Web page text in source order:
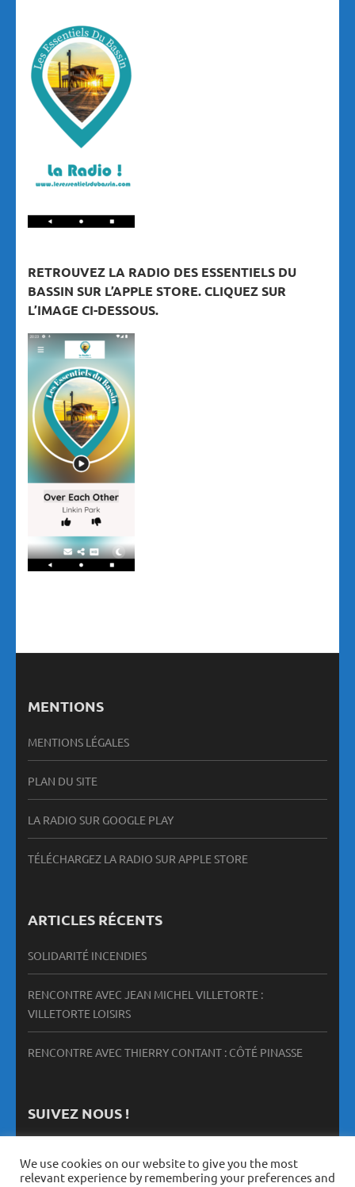
RETROUVEZ LA RADIO DES ESSENTIELS DU
BASSIN SUR L’APPLE STORE. CLIQUEZ SUR
L’IMAGE CI-DESSOUS.
MENTIONS
MENTIONS LÉGALES
PLAN DU SITE
LA RADIO SUR GOOGLE PLAY
TÉLÉCHARGEZ LA RADIO SUR APPLE STORE
ARTICLES RÉCENTS
SOLIDARITÉ INCENDIES
RENCONTRE AVEC JEAN MICHEL VILLETORTE :
VILLETORTE LOISIRS
RENCONTRE AVEC THIERRY CONTANT : CÔTÉ PINASSE
SUIVEZ NOUS !
We use cookies on our website to give you the most
relevant experience by remembering your preferences and